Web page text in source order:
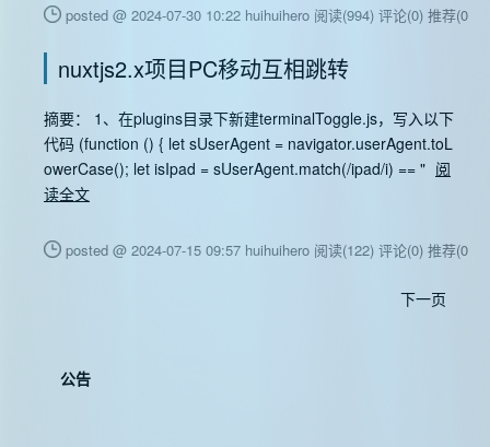
posted @ 2024-07-30 10:22 huihuihero 阅读(994) 评论(0) 推荐(0)
nuxtjs2.x项目PC移动互相跳转
摘要： 1、在plugins目录下新建terminalToggle.js，写入以下
代码 (function () { let sUserAgent = navigator.userAgent.toL
owerCase(); let isIpad = sUserAgent.match(/ipad/i) == " 阅
读全文
posted @ 2024-07-15 09:57 huihuihero 阅读(122) 评论(0) 推荐(0)
下一页
公告